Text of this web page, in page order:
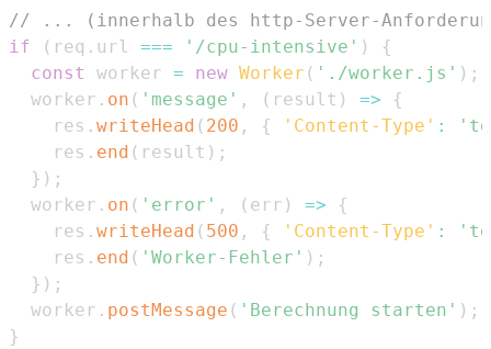
// ... (innerhalb des http-Server-
if
( req . url === '/cpu-intensive' )
{
const
worker = new Worker ( './worker.js' ) ;
  worker
. on ( 'message' , ( result ) =>
{
    res
. writeHead ( 200 , { 'Content-Type' :
    res
. end ( result ) ;
} ) ;
  worker
. on ( 'error' , ( err ) =>
{
    res
. writeHead ( 500 , { 'Content-Type' :
    res
. end ( 'Worker-Fehler' ) ;
} ) ;
  worker
. postMessage ( 'Berechnung starten' ) ;
}